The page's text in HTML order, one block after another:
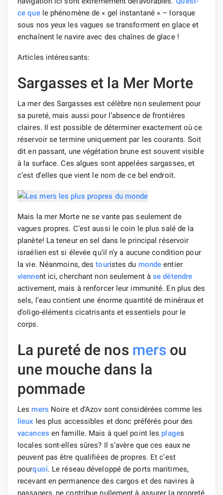
ce quele phénomène de « gel instantané » – lorsque
sous nos yeux les vagues se transforment en glace et
enchaînent le navire avec des chaînes de glace !
Articles intéressants:
Sargasses et la Mer Morte
La mer des Sargasses est célèbre non seulement pour
sa pureté, mais aussi pour l’absence de frontières
claires. Il est possible de déterminer exactement où ce
réservoir se termine uniquement par les courants. Soit
dit en passant, une végétation brune est souvent visible
à la surface. Ces algues sont appelées sargasses, et
c’est d’elles que vient le nom de ce bel endroit.
Mais la mer Morte ne se vante pas seulement de
vagues propres. C’est aussi le coin le plus salé de la
planète! La teneur en sel dans le principal réservoir
israélien est si élevée qu’il n’y a aucune condition pour
la vie. Néanmoins, destouristes du monde entier
viennent ici, cherchant non seulement àse détendre
activement, mais à renforcer leur immunité. En plus des
sels, l’eau contient une énorme quantité de minéraux et
d’oligo-éléments cicatrisants et essentiels pour le
corps.
La pureté de nos mers ou
une mouche dans la
pommade
Les mers Noire et d’Azov sont considérées comme les
lieux les plus accessibles et donc préférés pour des
vacances en famille. Mais à quel point les plages
locales sont-elles sûres? Il s’avère que ces eaux ne
peuvent pas être qualifiées de propres. Et c’est
pourquoi. Le réseau développé de ports maritimes,
recevant en permanence des cargos et des navires à
passagers, ne contribue nullement à assurer la propreté